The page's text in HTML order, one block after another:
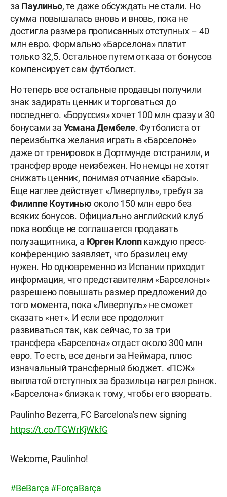
за Паулиньо, те даже обсуждать не стали. Но
сумма повышалась вновь и вновь, пока не
достигла размера прописанных отступных – 40
млн евро. Формально «Барселона» платит
только 32,5. Остальное путем отказа от бонусов
компенсирует сам футболист.
Но теперь все остальные продавцы получили
знак задирать ценник и торговаться до
последнего. «Боруссия» хочет 100 млн сразу и 30
бонусами за Усмана Дембеле. Футболиста от
переизбытка желания играть в «Барселоне»
даже от тренировок в Дортмунде отстранили, и
трансфер вроде неизбежен. Но немцы не хотят
снижать ценник, понимая отчаяние «Барсы».
Еще наглее действует «Ливерпуль», требуя за
Филиппе Коутинью около 150 млн евро без
всяких бонусов. Официально английский клуб
пока вообще не соглашается продавать
полузащитника, а Юрген Клоппкаждую пресс-
конференцию заявляет, что бразилец ему
нужен. Но одновременно из Испании приходит
информация, что представителям «Барселоны»
разрешено повышать размер предложений до
того момента, пока «Ливерпуль» не сможет
сказать «нет». И если все продолжит
развиваться так, как сейчас, то за три
трансфера «Барселона» отдаст около 300 млн
евро. То есть, все деньги за Неймара, плюс
изначальный трансферный бюджет. «ПСЖ»
выплатой отступных за бразильца нагрел рынок.
«Барселона» близка к тому, чтобы его взорвать.
Paulinho Bezerra, FC Barcelona's new signing
https://t.co/TGWrKjWkfG
Welcome, Paulinho!
#BeBarça #ForçaBarça